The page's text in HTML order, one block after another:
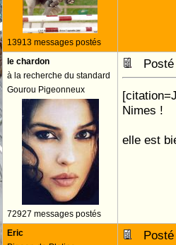
13913 messages postés
le chardon
à la recherche du standard
Gourou Pigeonneux
72927 messages postés
Posté
Nimes !
elle est
Eric
Posté